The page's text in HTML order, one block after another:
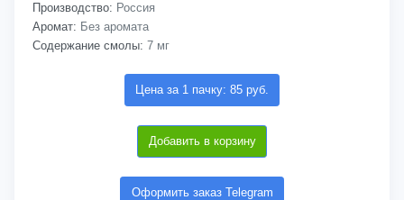
Производство: Россия
Аромат: Без аромата
Содержание смолы: 7 мг
Цена за 1 пачку: 85 руб.
Добавить в корзину
Оформить заказ Telegram